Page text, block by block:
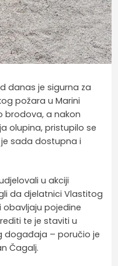
danas je sigurna za
požara u Marini
brodova, a nakon
olupina, pristupilo se
sada dostupna i
u akciji
da djelatnici Vlastitog
obavljaju pojedine
te je staviti u
događaja – poručio je
Čagalj.